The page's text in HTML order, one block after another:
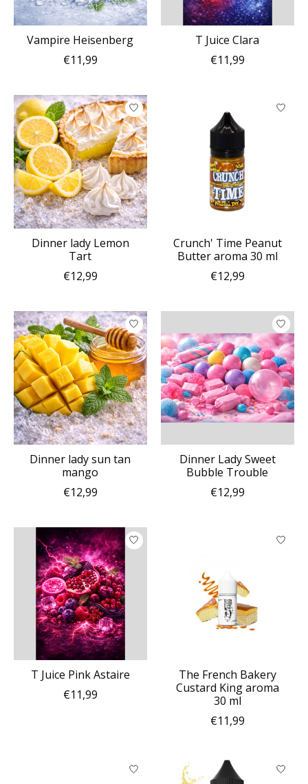
Vampire Heisenberg
€11,99
T Juice Clara
€11,99
Dinner lady Lemon
Tart
€12,99
Crunch' Time Peanut
Butter aroma 30 ml
€12,99
Dinner lady sun tan
mango
€12,99
Dinner Lady Sweet
Bubble Trouble
€12,99
T Juice Pink Astaire
€11,99
The French Bakery
Custard King aroma
30 ml
€11,99